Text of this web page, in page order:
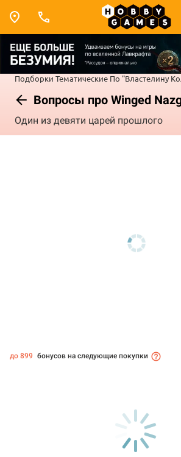
Подборки Тематические По "Властелину
Вопросы про Winged
Один из девяти царей прошлого
до 899 бонусов на следующие покупки